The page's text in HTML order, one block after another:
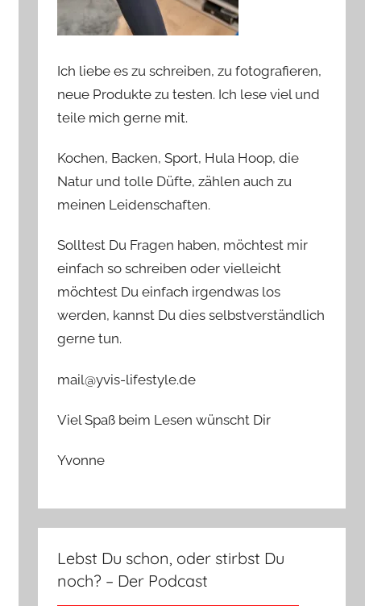
Ich liebe es zu schreiben, zu fotografieren,
neue Produkte zu testen. Ich lese viel und
teile mich gerne mit.
Kochen, Backen, Sport, Hula Hoop, die
Natur und tolle Düfte, zählen auch zu
meinen Leidenschaften.
Solltest Du Fragen haben, möchtest mir
einfach so schreiben oder vielleicht
möchtest Du einfach irgendwas los
werden, kannst Du dies selbstverständlich
gerne tun.
mail@yvis-lifestyle.de
Viel Spaß beim Lesen wünscht Dir
Yvonne
Lebst Du schon, oder stirbst Du
noch? – Der Podcast